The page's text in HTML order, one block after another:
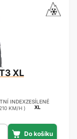
XL
INDEX
KM/H )
ZESÍLENÉ
XL